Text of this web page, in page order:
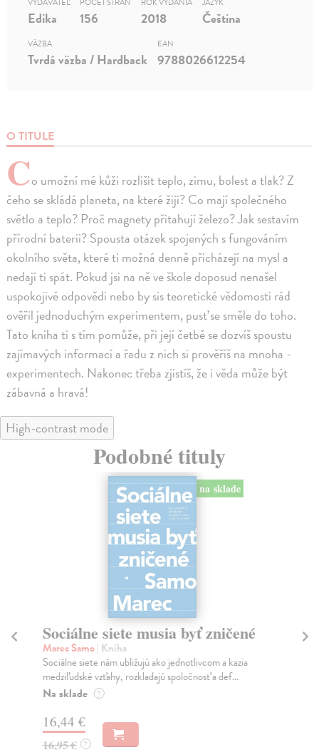
O TITULE
Co umožní mé kůži rozlišit teplo, zimu, bolest a tlak? Z
čeho se skládá planeta, na které žiji? Co mají společného
světlo a teplo? Proč magnety přitahují železo? Jak sestavím
přírodní baterii? Spousta otázek spojených s fungováním
okolního světa, které ti možná denně přicházejí na mysl a
nedají ti spát. Pokud jsi na ně ve škole doposud nenašel
uspokojivé odpovědi nebo by sis teoretické vědomosti rád
ověřil jednoduchým experimentem, pusť se směle do toho.
Tato kniha ti s tím pomůže, při její četbě se dozvíš spoustu
zajímavých informací a řadu z nich si prověříš na mnoha ­
experimentech. Nakonec třeba zjistíš, že i věda může být
zábavná a hravá!
VYDAVATEĽ
Edika
POČET STRÁN
156
ROK VYDANIA
2018
JAZYK
Čeština
VÄZBA
Tvrdá väzba / Hardback
EAN
9788026612254
High-contrast mode
Podobné tituly
na sklade
Sociálne siete musia byť zničené
Marec Samo| Kniha
Sociálne siete nám ubližujú ako jednotlivcom a kazia
medziľudské vzťahy, rozkladajú spoločnosť a def...
Na sklade ?
16,44 €
16,95 € ?